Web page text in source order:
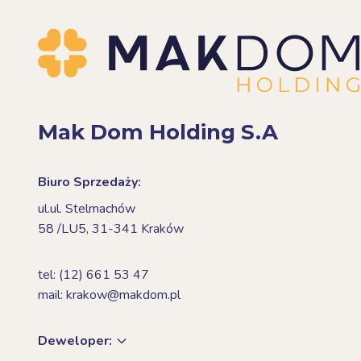
Mak Dom Holding S.A
Biuro Sprzedaży:
ul.ul. Stelmachów
58 /LU5, 31-341 Kraków
tel: (12) 661 53 47
mail: krakow@makdom.pl
Deweloper: